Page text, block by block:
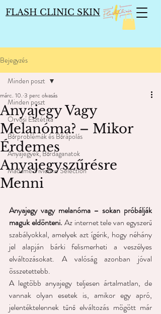
FLASH CLINIC SKIN
Bejegyzés
Minden poszt
Orvosi Esztétika
Bőrproblémák és Bőrápolás
Anyajegyek, Bőrdaganatok
Madame Vivienne Selection
Minden poszt
Anyajegy Vagy
Melanóma? – Mikor
Érdemes
Anyajegyszűrésre
Menni
márc. 10. 3 perc olvasás
Anyajegy vagy melanóma – sokan próbálják
maguk eldönteni. Az internet tele van egyszerű
szabályokkal, amelyek azt ígérik, hogy néhány
jel alapján bárki felismerheti a veszélyes
elváltozásokat. A valóság azonban jóval
összetettebb.
A legtöbb anyajegy teljesen ártalmatlan, de
vannak olyan esetek is, amikor egy apró,
jelentéktelennek tűnő elváltozás mögött már